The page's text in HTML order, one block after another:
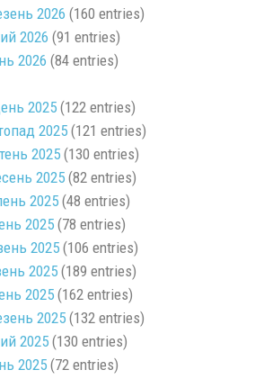
2026 (160 entries)
2026 (91 entries)
2026 (84 entries)
2025(122 entries)
2025(121 entries)
2025(130 entries)
2025(82 entries)
2025(48 entries)
2025(78 entries)
2025(106 entries)
2025(189 entries)
2025(162 entries)
2025(132 entries)
2025(130 entries)
2025(72 entries)